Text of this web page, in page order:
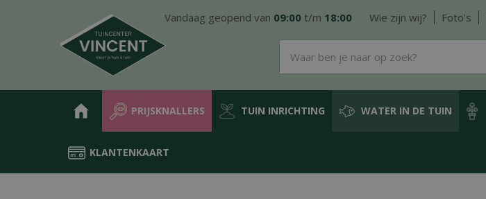
Home Producten Water in de tuin
Vandaag geopend van 09:00 t/m 18:00 Wie zijn wij? Foto's
PRIJSKNALLERS TUIN INRICHTING WATER IN DE TUIN
KLANTENKAART